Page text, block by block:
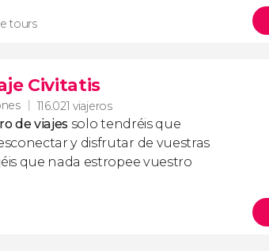
tours
Civitatis
116.021 viajeros
de viajes solo tendréis que
y disfrutar de vuestras
que nada estropee vuestro